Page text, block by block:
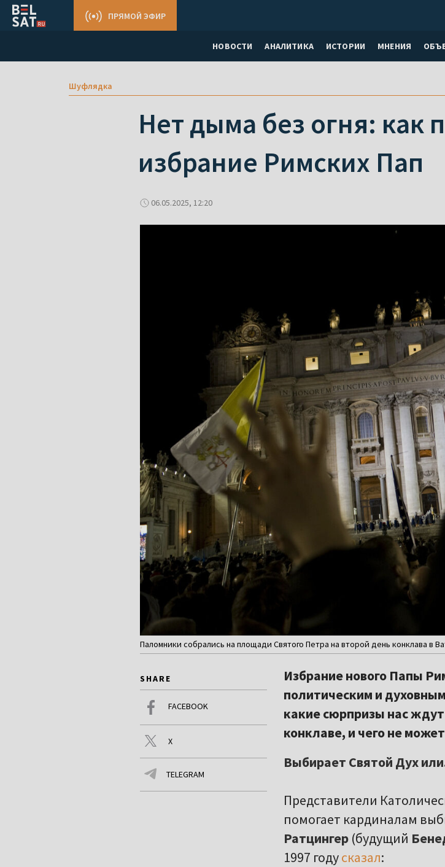
НОВОСТИ АНАЛИТИКА ИСТОРИИ МНЕНИЯ
ПРЯМОЙ ЭФИР
Шуфлядка
Нет дыма без огня: как
избрание Римских Пап
06.05.2025, 12:20
Паломники собрались на площади Святого Петра на второй день конклава в
SHARE
FACEBOOK
X
TELEGRAM
Избрание нового Папы
политическим и
какие сюрпризы нас
конклаве, и чего не
Выбирает Святой Дух
Представители
помогает кардиналам
Ратцингер (будущий
1997 годусказал: